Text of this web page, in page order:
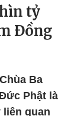
tỷ
Đồng
Ba
Phật là
quan